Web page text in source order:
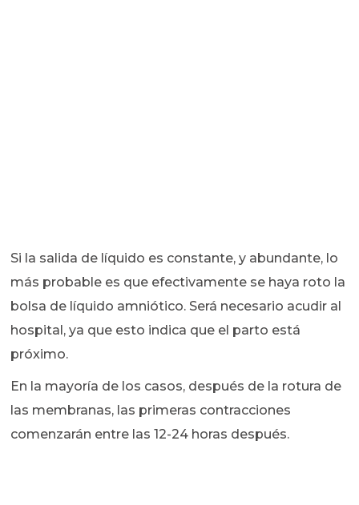
Si la salida de líquido es constante, y abundante, lo
más probable es que efectivamente se haya roto la
bolsa de líquido amniótico. Será necesario acudir al
hospital, ya que esto indica que el parto está
próximo.
En la mayoría de los casos, después de la rotura de
las membranas, las primeras contracciones
comenzarán entre las 12-24 horas después.